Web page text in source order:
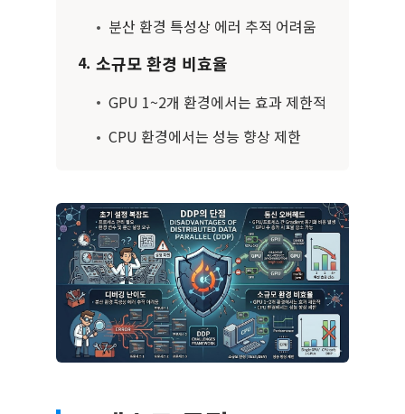
• 분산 환경 특성상 에러 추적 어려움
4. 소규모 환경 비효율
• GPU 1~2개 환경에서는 효과 제한적
• CPU 환경에서는 성능 향상 제한